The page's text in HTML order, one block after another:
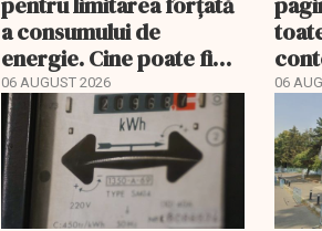
a consumului de
energie. Cine poate fi
deconectat
06 AUGUST 2026 06